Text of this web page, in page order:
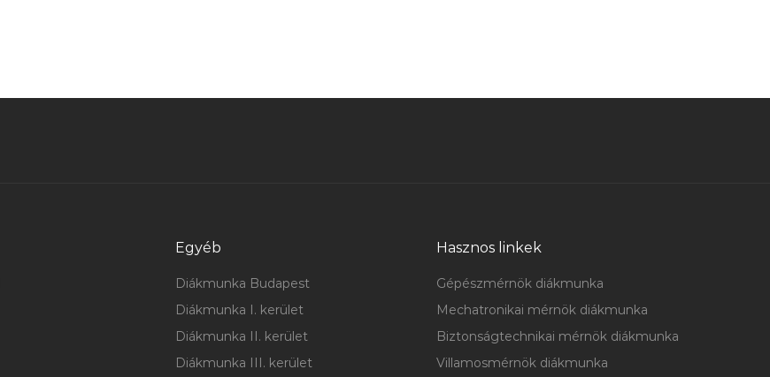
Egyéb
Diákmunka Budapest
Diákmunka I. kerület
Diákmunka II. kerület
Diákmunka III. kerület
Hasznos linkek
Gépészmérnök diákmunka
Mechatronikai mérnök diákmunka
Biztonságtechnikai mérnök diákmunka
Villamosmérnök diákmunka